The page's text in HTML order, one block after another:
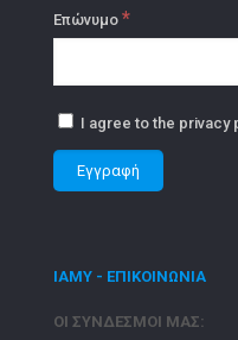
Επώνυμο *
I agree to the privacy
ΙΑΜΥ - ΕΠΙΚΟΙΝΩΝΙΑ
ΟΙ ΣΥΝΔΕΣΜΟΙ ΜΑΣ: